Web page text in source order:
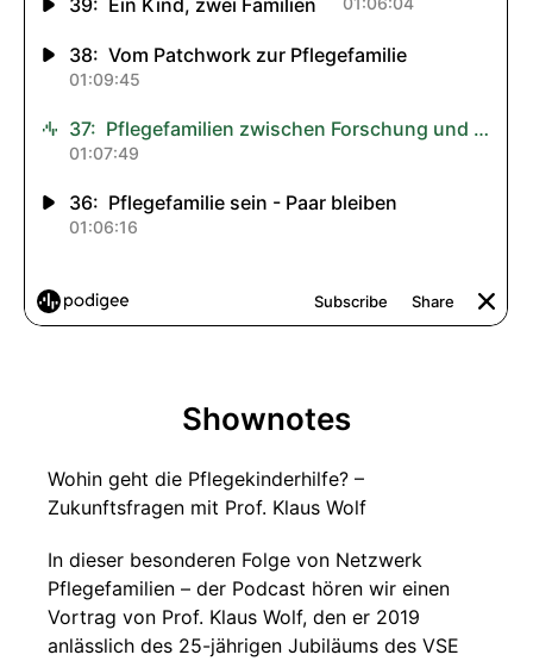
Shownotes
Wohin geht die Pflegekinderhilfe? –
Zukunftsfragen mit Prof. Klaus Wolf
In dieser besonderen Folge von Netzwerk
Pflegefamilien – der Podcast hören wir einen
Vortrag von Prof. Klaus Wolf, den er 2019
anlässlich des 25-jährigen Jubiläums des VSE